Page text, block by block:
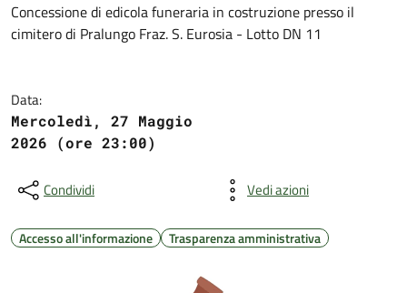
Concessione di edicola funeraria in costruzione presso il
cimitero di Pralungo Fraz. S. Eurosia - Lotto DN 11
Data:
Mercoledì, 27 Maggio
2026 (ore 23:00)
Condividi Vedi azioni
Accesso all'informazione Trasparenza amministrativa